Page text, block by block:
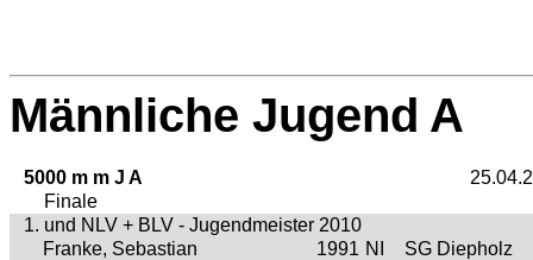
Männliche Jugend A
5000 m m J A
Finale
1. und NLV + BLV - Jugendmeister 2010
Franke, Sebastian
1991 NI
SG Diepholz